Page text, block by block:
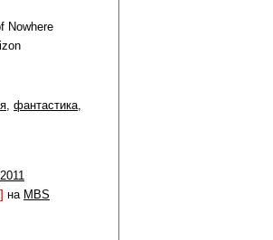
Nowhere
, фантастика,
2011
на MBS